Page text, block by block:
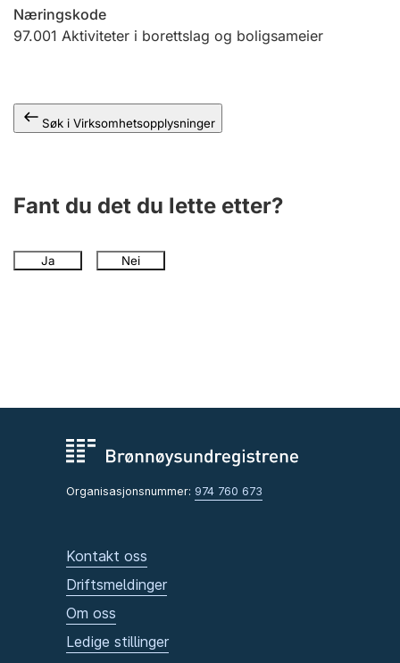
Næringskode
97.001 Aktiviteter i borettslag og boligsameier
Søk i Virksomhetsopplysninger
Fant du det du lette etter?
Ja Nei
Organisasjonsnummer: 974 760 673
Kontakt oss
Driftsmeldinger
Om oss
Ledige stillinger